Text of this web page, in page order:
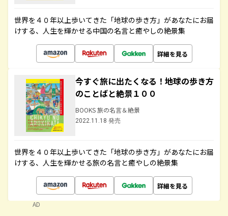
世界を４０年以上歩いてきた「地球の歩き方」があなたにお届
けする、人生を輝かせる中国の名言と癒やしの絶景集
詳細を見る
今すぐ旅に出たくなる！地球の歩き方
のことばと絶景１００
BOOKS 旅の名言＆絶景
2022.11.18 発売
世界を４０年以上歩いてきた「地球の歩き方」があなたにお届
けする、人生を輝かせる旅の名言と癒やしの絶景集
詳細を見る
AD